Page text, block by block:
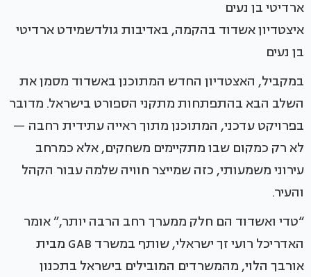
איצטדיון אשדוד בהקמה, באדיבות גולדשמידט ארדיטי
בן נעים
במקביל, האצטדיון החדש המתוכנן באשדוד מסמן את
השלב הבא בהתפתחות מתקני הספורט בישראל. מדובר
בפרויקט עדכני, המתוכנן מתוך ראייה עתידית רחבה —
לא רק כמקום שבו מתקיימים משחקים, אלא כמרחב
עירוני משמעותי, כזה שמייצר חוויה שלמה עבור הקהל
והעיר.
“טדי ואשדוד הם חלק ממערך רחב הרבה יותר,” אומר
האדריכל רועי זך ישראלי, שותף במשרד GAB מבית
אורבך הלוי, מהמשרדים המובילים בישראל בתכנון